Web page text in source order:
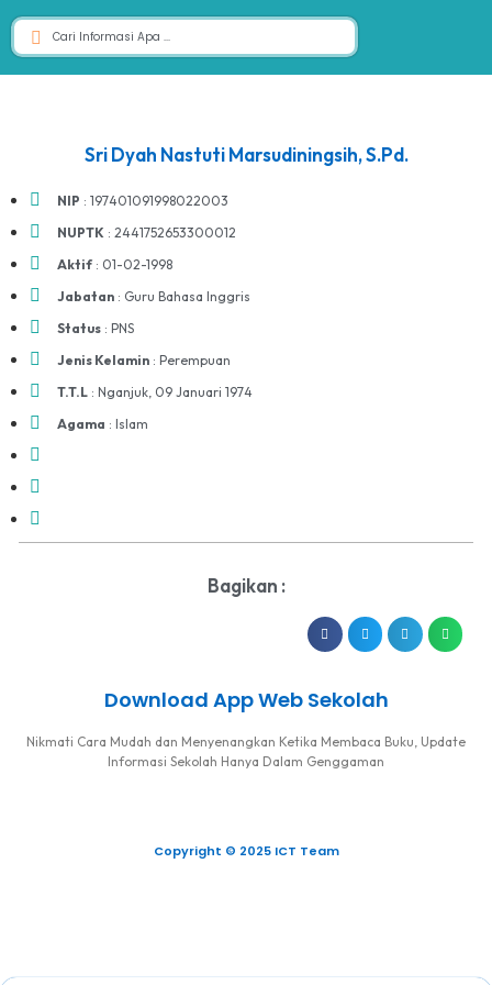
Sri Dyah Nastuti Marsudiningsih, S.Pd.
NIP : 197401091998022003
NUPTK : 2441752653300012
Aktif : 01-02-1998
Jabatan : Guru Bahasa Inggris
Status : PNS
Jenis Kelamin : Perempuan
T.T.L : Nganjuk, 09 Januari 1974
Agama : Islam
Bagikan :
Download App Web Sekolah
Nikmati Cara Mudah dan Menyenangkan Ketika Membaca Buku, Update
Informasi Sekolah Hanya Dalam Genggaman
Copyright © 2025 ICT Team